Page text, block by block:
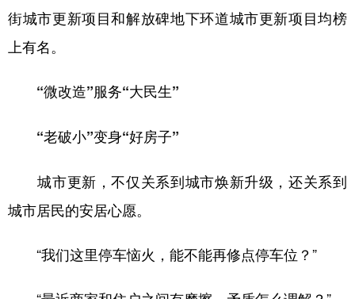
街城市更新项目和解放碑地下环道城市更新项目均榜
上有名。
“微改造”服务“大民生”
“老破小”变身“好房子”
城市更新，不仅关系到城市焕新升级，还关系到
城市居民的安居心愿。
“我们这里停车恼火，能不能再修点停车位？”